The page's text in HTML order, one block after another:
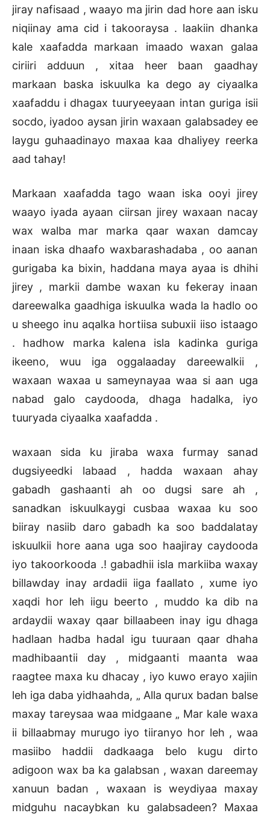
jiray nafisaad , waayo ma jirin dad hore aan isku
niqiinay ama cid i takooraysa . laakiin dhanka
kale xaafadda markaan imaado waxan galaa
ciriiri adduun , xitaa heer baan gaadhay
markaan baska iskuulka ka dego ay ciyaalka
xaafaddu i dhagax tuuryeeyaan intan guriga isii
socdo, iyadoo aysan jirin waxaan galabsadey ee
laygu guhaadinayo maxaa kaa dhaliyey reerka
aad tahay!
Markaan xaafadda tago waan iska ooyi jirey
waayo iyada ayaan ciirsan jirey waxaan nacay
wax walba mar marka qaar waxan damcay
inaan iska dhaafo waxbarashadaba , oo aanan
gurigaba ka bixin, haddana maya ayaa is dhihi
jirey , markii dambe waxan ku fekeray inaan
dareewalka gaadhiga iskuulka wada la hadlo oo
u sheego inu aqalka hortiisa subuxii iiso istaago
. hadhow marka kalena isla kadinka guriga
ikeeno, wuu iga oggalaaday dareewalkii ,
waxaan waxaa u sameynayaa waa si aan uga
nabad galo caydooda, dhaga hadalka, iyo
tuuryada ciyaalka xaafadda .
waxaan sida ku jiraba waxa furmay sanad
dugsiyeedki labaad , hadda waxaan ahay
gabadh gashaanti ah oo dugsi sare ah ,
sanadkan iskuulkaygi cusbaa waxaa ku soo
biiray nasiib daro gabadh ka soo baddalatay
iskuulkii hore aana uga soo haajiray caydooda
iyo takoorkooda .! gabadhii isla markiiba waxay
billawday inay ardadii iiga faallato , xume iyo
xaqdi hor leh iigu beerto , muddo ka dib na
ardaydii waxay qaar billaabeen inay igu dhaga
hadlaan hadba hadal igu tuuraan qaar dhaha
madhibaantii day , midgaanti maanta waa
raagtee maxa ku dhacay , iyo kuwo erayo xajiin
leh iga daba yidhaahda, „ Alla qurux badan balse
maxay tareysaa waa midgaane „ Mar kale waxa
ii billaabmay murugo iyo tiiranyo hor leh , waa
masiibo haddii dadkaaga belo kugu dirto
adigoon wax ba ka galabsan , waxan dareemay
xanuun badan , waxaan is weydiyaa maxay
midguhu nacaybkan ku galabsadeen? Maxaa